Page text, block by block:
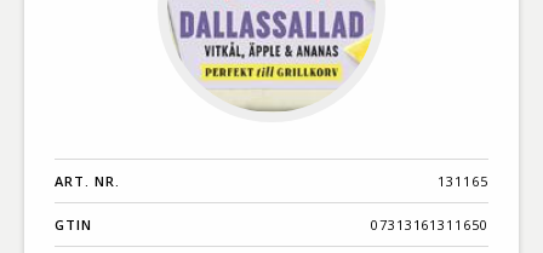
ART. NR. 131165
GTIN 07313161311650